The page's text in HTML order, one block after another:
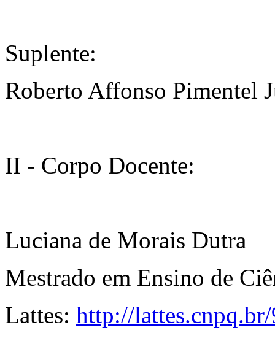
Suplente:
Roberto Affonso Pimentel
II - Corpo Docente:
Luciana de Morais Dutra
Mestrado em Ensino de
Lattes: http://